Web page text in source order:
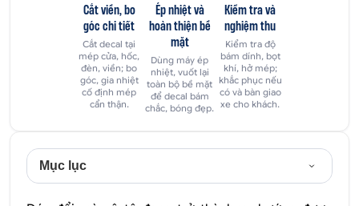
Cắt viền, bo
góc chi tiết
Cắt decal tại
mép cửa, hốc,
đèn, viền; bo
góc, gia nhiệt
cố định mép
cẩn thận.
Ép nhiệt và
hoàn thiện bề
mặt
Dùng máy ép
nhiệt, vuốt lại
toàn bộ bề mặt
để decal bám
chắc, bóng đẹp.
Kiểm tra và
nghiệm thu
Kiểm tra độ
bám dính, bọt
khí, hở mép;
khắc phục nếu
có và bàn giao
xe cho khách.
Mục lục